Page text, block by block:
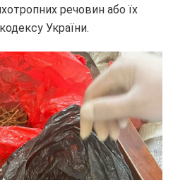
речовин або їх
України.